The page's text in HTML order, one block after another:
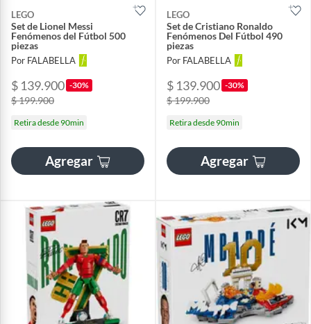
LEGO
Set de Lionel Messi
Fenómenos del Fútbol 500
piezas
Por FALABELLA
$ 139.900 -30%
$ 199.900
Retira desde 90min
Agregar
LEGO
Set de Cristiano Ronaldo
Fenómenos Del Fútbol 490
piezas
Por FALABELLA
$ 139.900 -30%
$ 199.900
Retira desde 90min
Agregar